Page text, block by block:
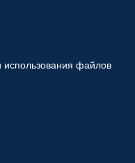
использования файлов